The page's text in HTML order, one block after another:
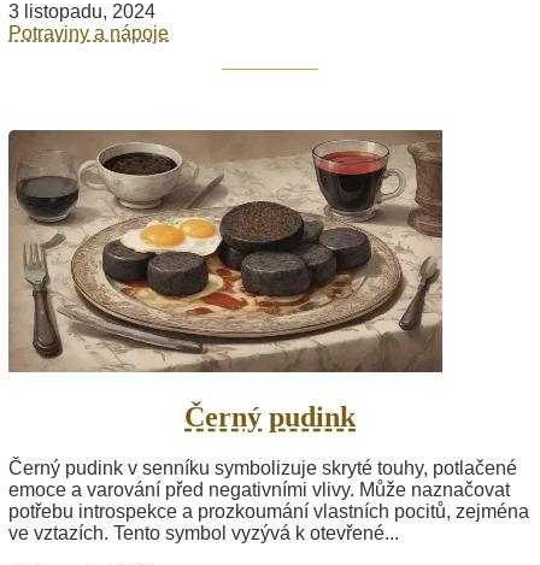
3 listopadu, 2024
Potraviny a nápoje
Černý pudink
Černý pudink v senníku symbolizuje skryté touhy, potlačené
emoce a varování před negativními vlivy. Může naznačovat
potřebu introspekce a prozkoumání vlastních pocitů, zejména
ve vztazích. Tento symbol vyzývá k otevřené...